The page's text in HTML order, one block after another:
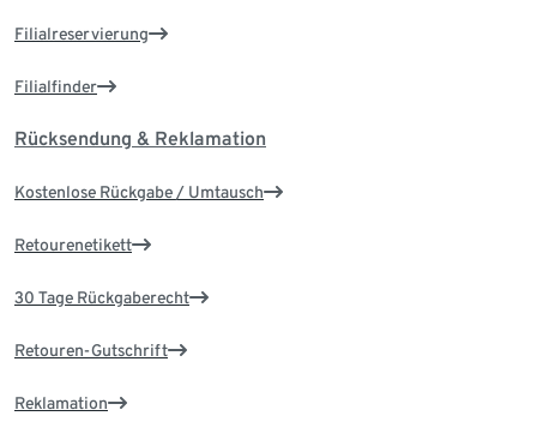
Filialreservierung
Filialfinder
Rücksendung & Reklamation
Kostenlose Rückgabe / Umtausch
Retourenetikett
30 Tage Rückgaberecht
Retouren-Gutschrift
Reklamation